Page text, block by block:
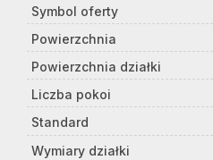
Symbol oferty
Powierzchnia
Powierzchnia działki
Liczba pokoi
Standard
Wymiary działki